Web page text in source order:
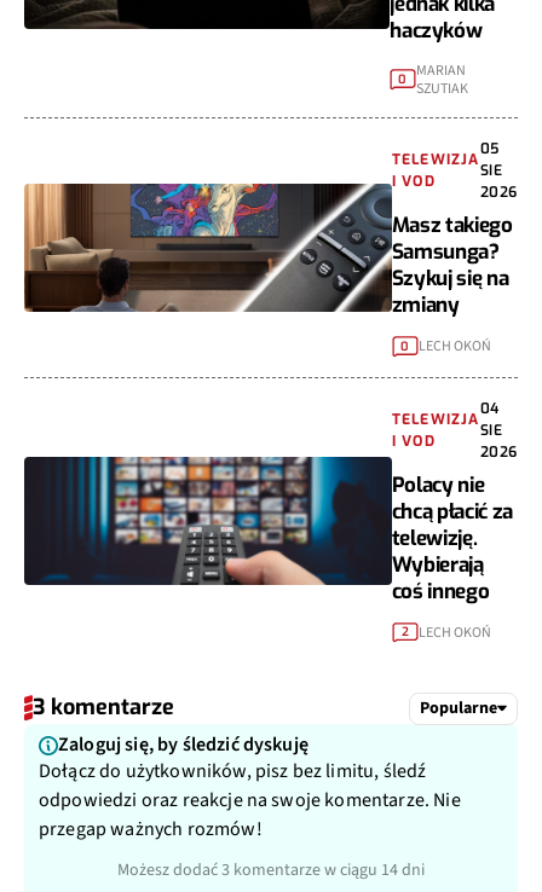
haczyków
0 MARIAN
SZUTIAK
TELEWIZJA
I VOD
05
SIE
2026
Masz takiego
Samsunga?
Szykuj się na
zmiany
0 LECH OKOŃ
TELEWIZJA
I VOD
04
SIE
2026
Polacy nie
chcą płacić za
telewizję.
Wybierają
coś innego
2 LECH OKOŃ
3 komentarze Popularne
Zaloguj się, by śledzić dyskuję
Dołącz do użytkowników, pisz bez limitu, śledź
odpowiedzi oraz reakcje na swoje komentarze. Nie
przegap ważnych rozmów!
Możesz dodać 3 komentarze w ciągu 14 dni